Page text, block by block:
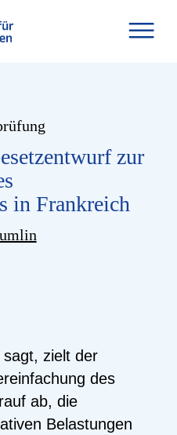
zur
in Frankreich
zielt der
des
ab, die
Belastungen